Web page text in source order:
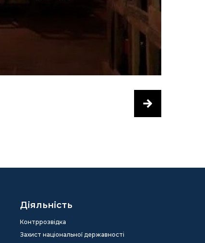
Діяльність
Контррозвідка
Захист національної державності